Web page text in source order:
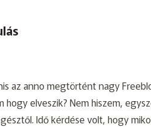
az anno megtörténtnagy
hogy elveszik? Nem hiszem,
Idő kérdése volt, hogy